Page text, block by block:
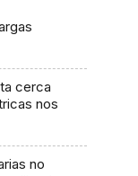
cerca
nos
no